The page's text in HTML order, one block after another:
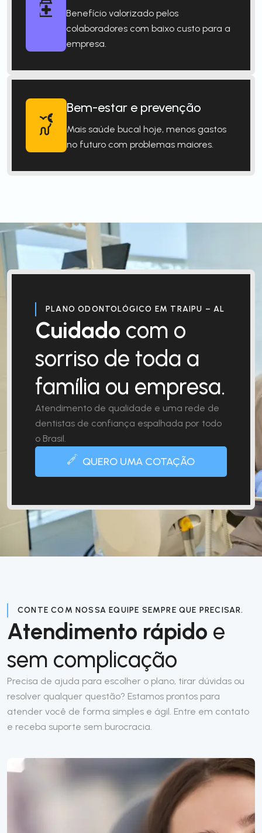
Benefício valorizado pelos
colaboradores com baixo custo para a
empresa.
Bem-estar e prevenção
Mais saúde bucal hoje, menos gastos
no futuro com problemas maiores.
PLANO ODONTOLÓGICO EM TRAIPU – AL
Cuidado com o
sorriso de toda a
família ou empresa.
Atendimento de qualidade e uma rede de
dentistas de confiança espalhada por todo
o Brasil.
QUERO UMA COTAÇÃO
CONTE COM NOSSA EQUIPE SEMPRE QUE PRECISAR.
Atendimento rápido e
sem complicação
Precisa de ajuda para escolher o plano, tirar dúvidas ou
resolver qualquer questão? Estamos prontos para
atender você de forma simples e ágil. Entre em contato
e receba suporte sem burocracia.